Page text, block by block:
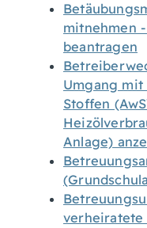
mitnehmen
beantragen
Umgang mit
Stoffen
Anlage)
verheiratete